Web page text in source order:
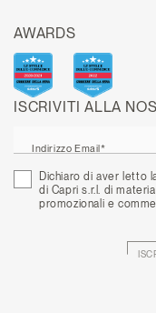
ISCRIVITI ALLA
Indirizzo Email*
Dichiaro di aver letto
di Capri s.r.l. di
promozionali e
AWARDS